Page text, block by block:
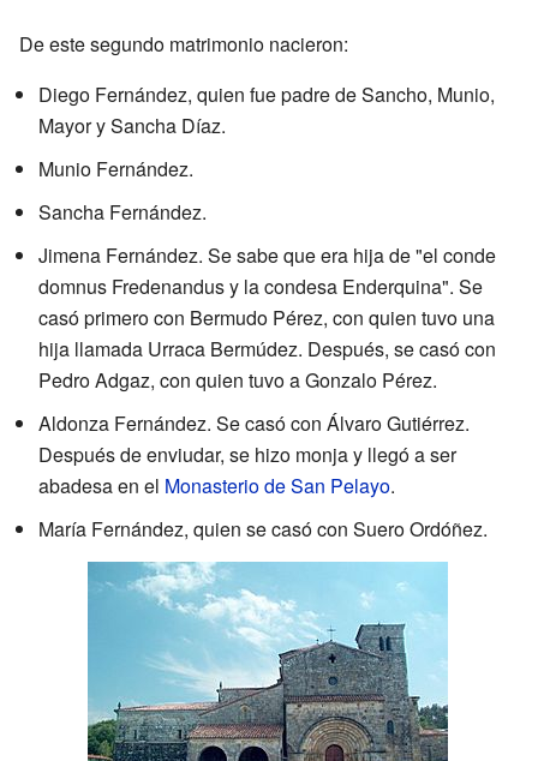
De este segundo matrimonio nacieron:
Diego Fernández, quien fue padre de Sancho, Munio,
Mayor y Sancha Díaz.
Munio Fernández.
Sancha Fernández.
Jimena Fernández. Se sabe que era hija de "el conde
domnus Fredenandus y la condesa Enderquina". Se
casó primero con Bermudo Pérez, con quien tuvo una
hija llamada Urraca Bermúdez. Después, se casó con
Pedro Adgaz, con quien tuvo a Gonzalo Pérez.
Aldonza Fernández. Se casó con Álvaro Gutiérrez.
Después de enviudar, se hizo monja y llegó a ser
abadesa en el Monasterio de San Pelayo.
María Fernández, quien se casó con Suero Ordóñez.